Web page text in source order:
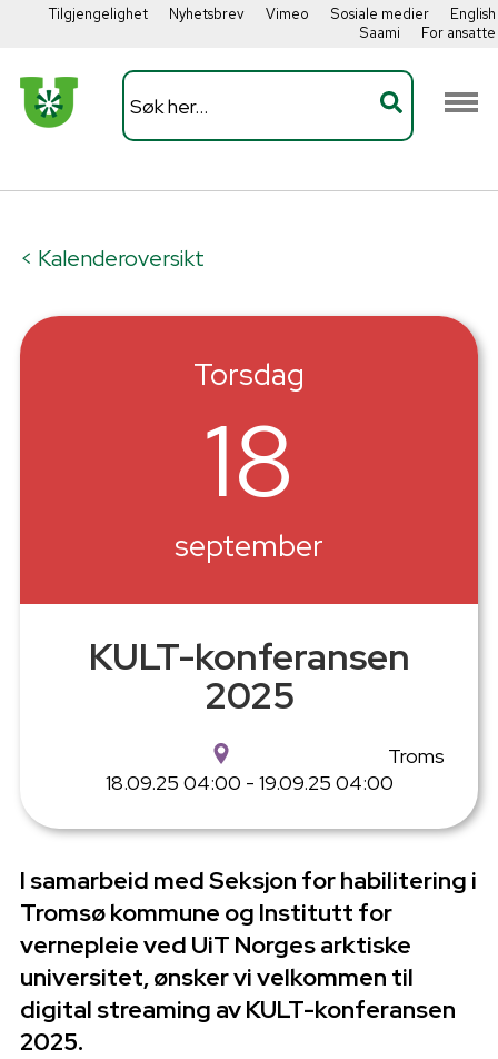
Tilgjengelighet Nyhetsbrev Vimeo Sosiale medier
English
Saami
For ansatte
< Kalenderoversikt
Torsdag
18
september
KULT-konferansen
2025
Troms
18.09.25 04:00 - 19.09.25 04:00
I samarbeid med Seksjon for habilitering i
Tromsø kommune og Institutt for
vernepleie ved UiT Norges arktiske
universitet, ønsker vi velkommen til
digital streaming av KULT-konferansen
2025.